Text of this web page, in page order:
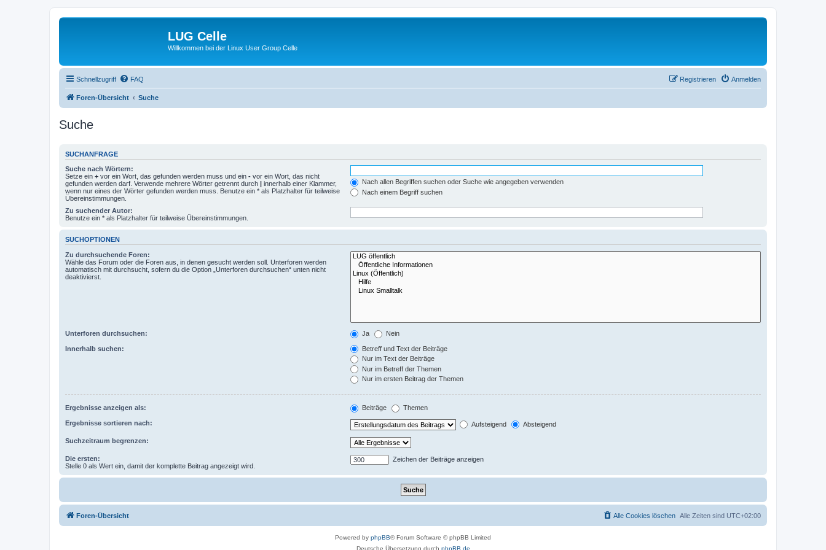
LUG Celle
Willkommen bei der Linux User Group Celle
Schnellzugriff FAQ Anmelden
Registrieren
Foren-Übersicht Suche
Suche
SUCHANFRAGE
Suche nach Wörtern:
Setze ein + vor ein Wort, das gefunden werden muss und ein - vor ein Wort, das nicht
gefunden werden darf. Verwende mehrere Wörter getrennt durch | innerhalb einer Klammer,
wenn nur eines der Wörter gefunden werden muss. Benutze ein * als Platzhalter für teilweise
Übereinstimmungen.
Nach allen Begriffen suchen oder Suche wie angegeben verwenden
Nach einem Begriff suchen
Zu suchender Autor:
Benutze ein * als Platzhalter für teilweise Übereinstimmungen.
SUCHOPTIONEN
Zu durchsuchende Foren:
Wähle das Forum oder die Foren aus, in denen gesucht werden soll. Unterforen werden
automatisch mit durchsucht, sofern du die Option „Unterforen durchsuchen“ unten nicht
deaktivierst.
Unterforen durchsuchen: Ja Nein
Innerhalb suchen:
Betreff und Text der Beiträge
Nur im Text der Beiträge
Nur im Betreff der Themen
Nur im ersten Beitrag der Themen
Ergebnisse anzeigen als: Beiträge Themen
Ergebnisse sortieren nach: Aufsteigend Absteigend
Suchzeitraum begrenzen:
Die ersten:
Stelle 0 als Wert ein, damit der komplette Beitrag angezeigt wird.
Zeichen der Beiträge anzeigen
Foren-Übersicht Alle Zeiten sind UTC+02:00
Alle Cookies löschen
Powered by phpBB® Forum Software © phpBB Limited
Deutsche Übersetzung durch phpBB.de